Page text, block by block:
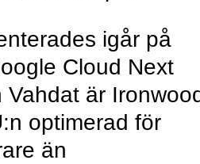
igår på
Cloud Next
Vahdat är
optimerad för
än